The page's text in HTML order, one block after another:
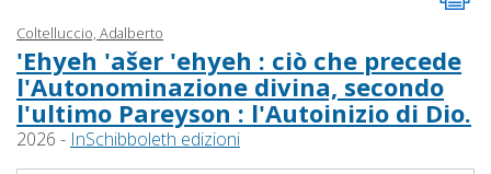
Coltelluccio, Adalberto
'Ehyeh 'ašer 'ehyeh : ciò che precede
l'Autonominazione divina, secondo
l'ultimo Pareyson : l'Autoinizio di Dio.
2026 - InSchibboleth edizioni